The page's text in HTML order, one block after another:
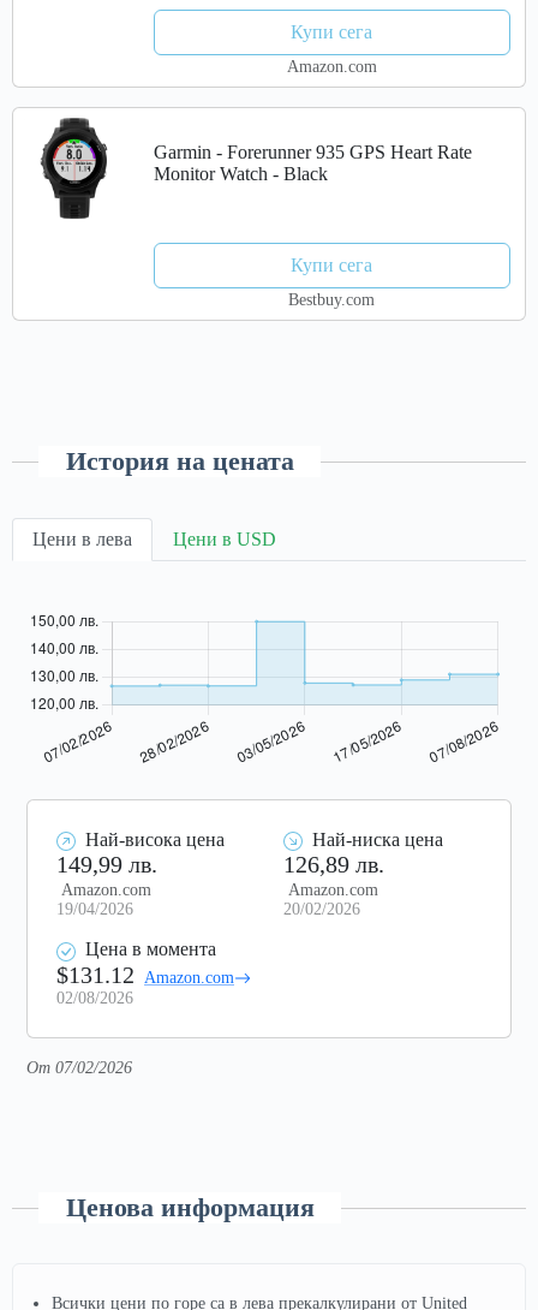
Купи сега
Amazon.com
Garmin - Forerunner 935 GPS Heart Rate
Monitor Watch - Black
Купи сега
Bestbuy.com
История на цената
Цени в лева Цени в USD
Най-висока цена
149,99 лв.
Amazon.com
19/04/2026
Най-ниска цена
126,89 лв.
Amazon.com
20/02/2026
Цена в момента
$131.12
Amazon.com
02/08/2026
От 07/02/2026
Ценова информация
Всички цени по горе са в лева прекалкулирани от United